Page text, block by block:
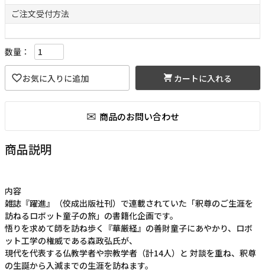
ご注文受付方法
カートに入れる
商品説明
内容
雑誌『躍進』（佼成出版社刊）で連載されていた「釈尊のご生涯を
訪ねるロボット童子の旅」の書籍化企画です。
悟りを求めて師を訪ね歩く『華厳経』の善財童子にあやかり、ロボ
ット工学の権威である森政弘氏が、
現代を代表する仏教学者や宗教学者（計14人）と 対談を重ね、釈尊
の生誕から入滅までの生涯を訪ねます。